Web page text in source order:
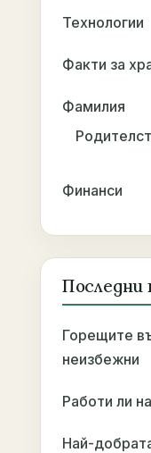
Технологии
Факти за
Фамилия
Финанси
Последни
Горещите
неизбежни
Работи ли
Най-